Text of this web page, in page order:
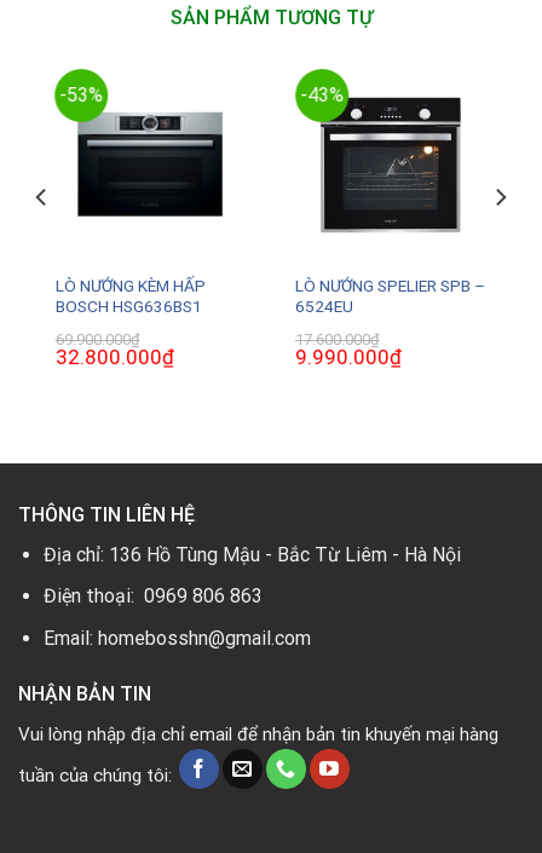
SẢN PHẨM TƯƠNG TỰ
-53%
LÒ NƯỚNG KÈM HẤP
BOSCH HSG636BS1
69.900.000₫
Giá
gốc
32.800.000₫Giá
hiện
-43%
LÒ NƯỚNG SPELIER SPB –
6524EU
17.600.000₫
Giá
gốc
9.990.000₫Giá
hiện
THÔNG TIN LIÊN HỆ
Địa chỉ: 136 Hồ Tùng Mậu - Bắc Từ Liêm - Hà Nội
Điện thoại: 0969 806 863
Email: homebosshn@gmail.com
NHẬN BẢN TIN
Vui lòng nhập địa chỉ email để nhận bản tin khuyến mại hàng
tuần của chúng tôi: